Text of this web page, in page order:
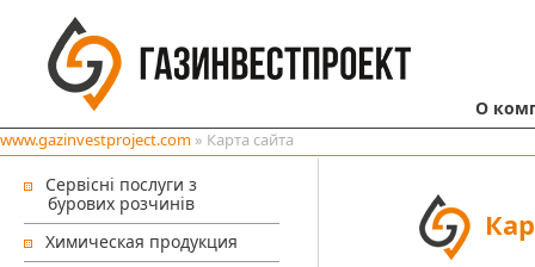
О
www.gazinvestproject.com » Карта сайта
Сервісні послуги з
бурових розчинів
Химическая продукция